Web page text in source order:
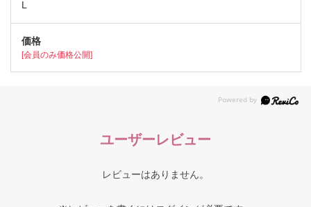
L
[会員のみ価格公開]
ユーザーレビュー
レビューはありません。